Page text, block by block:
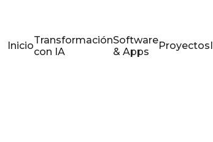
InicioTransformación
con IA
Software
& Apps
Proyectos